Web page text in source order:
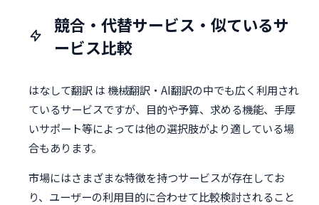
競合・代替サービス・似ているサ
ービス比較
はなして翻訳 は 機械翻訳・AI翻訳の中でも広く利用され
ているサービスですが、目的や予算、求める機能、手厚
いサポート等によっては他の選択肢がより適している場
合もあります。
市場にはさまざまな特徴を持つサービスが存在してお
り、ユーザーの利用目的に合わせて比較検討されること